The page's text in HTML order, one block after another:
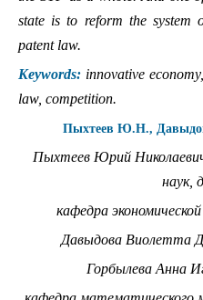
state is to reform the system
patent law.
Keywords: innovative
law, competition.
Пыхтеев Ю.Н.,
Пыхтеев Юрий
наук,
кафедра
Давыдова Виолетта
Горбылева Анна